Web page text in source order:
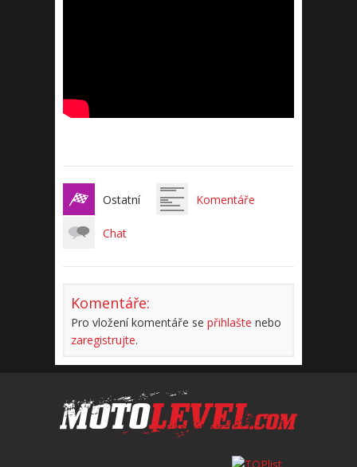
Ostatní Komentáře
Chat
Komentáře:
Pro vložení komentáře se přihlašte nebo
zaregistrujte.